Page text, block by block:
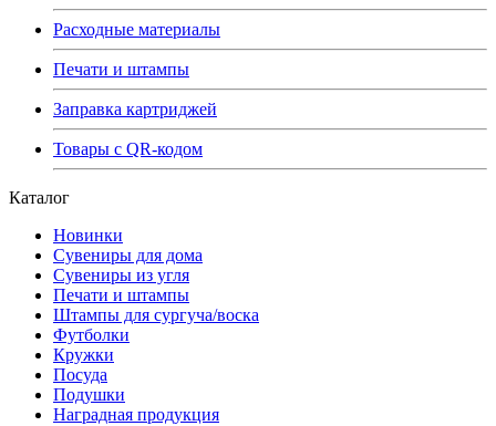
Расходные материалы
Печати и штампы
Заправка картриджей
Товары с QR-кодом
Каталог
Новинки
Сувениры для дома
Сувениры из угля
Печати и штампы
Штампы для сургуча/воска
Футболки
Кружки
Посуда
Подушки
Наградная продукция